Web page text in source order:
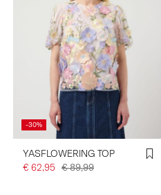
-30%
YASFLOWERING TOP
€ 62,95 € 89,99